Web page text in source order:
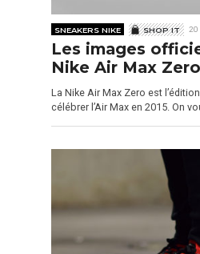
SNEAKERS NIKE SHOP IT 20
Les images
Nike Air Max Zero
La Nike Air Max Zero est
célébrer l’Air Max en 2015. On